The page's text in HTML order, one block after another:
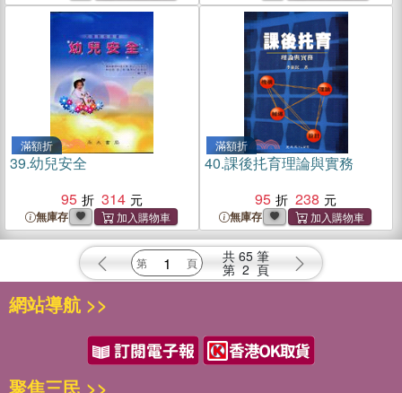
滿額折
39.幼兒安全
95
314
無庫存
滿額折
40.課後扥育理論與實務
95
238
無庫存
共 65 筆
第 2 頁
網站導航 >>
聚焦三民 >>